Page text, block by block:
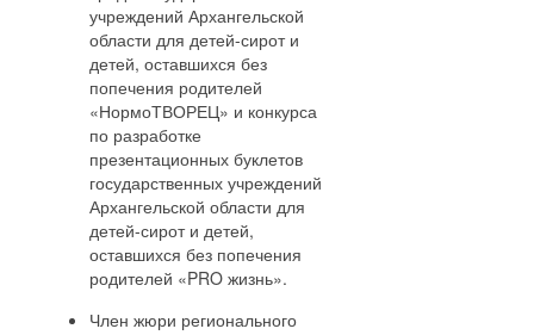
учреждений Архангельской
области для детей-сирот и
детей, оставшихся без
попечения родителей
«НормоТВОРЕЦ» и конкурса
по разработке
презентационных буклетов
государственных учреждений
Архангельской области для
детей-сирот и детей,
оставшихся без попечения
родителей «PRO жизнь».
Член жюри регионального